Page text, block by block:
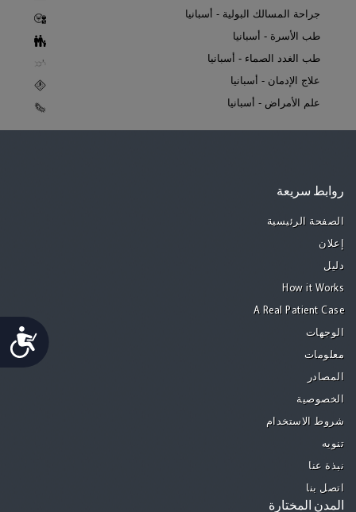
Accessibility
جراحة المسالك البولية - أسبانيا
طب الأسرة - أسبانيا
طب الغدد الصماء - أسبانيا
علاج الإدمان - أسبانيا
علم الأمراض - أسبانيا
روابط سريعة
الصفحة الرئيسية
إعلان
دليل
How it Works
A Real Patient Case
الوجهات
معلومات
المصادر
الخصوصية
شروط الاستخدام
تنويه
نبذة عنا
اتصل بنا
المدن المختارة